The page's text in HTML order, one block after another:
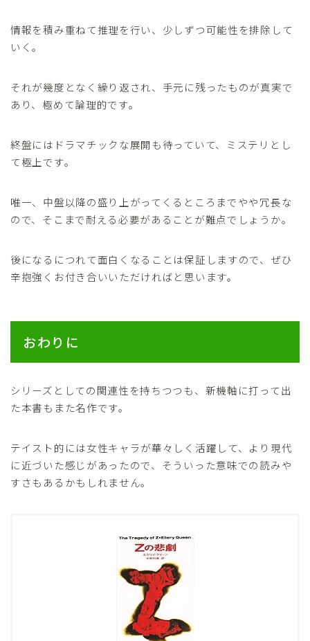
情報を積み重ねて推理を行い、少しずつ可能性を排除して
いく。
それが幾度となく繰り返され、手元に残ったものが真実で
あり、極めて論理的です。
終盤にはドラマチックな展開も待っていて、ミステリとし
て極上です。
唯一、中盤以降の盛り上がってくるところまでやや冗長な
ので、そこまで耐える必要があることが難点でしょうか。
後になるにつれて面白くなることは保証しますので、ぜひ
辛抱強くお付き合いいただければと思います。
おわりに
シリーズとしての関連性を持ちつつも、新機軸に打って出
た本書もまた名作です。
テイスト的には女性キャラが華々しく活躍して、より現代
に近づいた感じがあったので、そういった意味での読みや
すさもあるかもしれません。